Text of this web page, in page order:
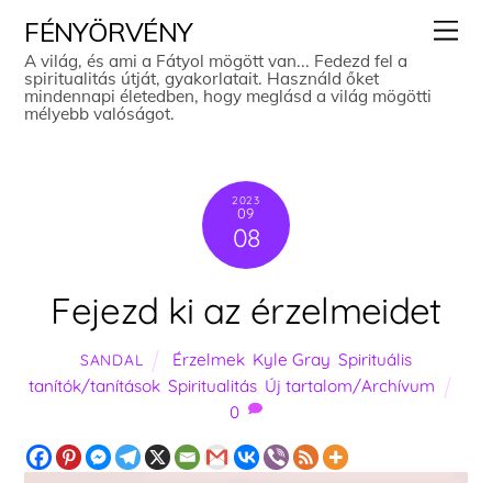
content
FÉNYÖRVÉNY
A világ, és ami a Fátyol mögött van... Fedezd fel a
spiritualitás útját, gyakorlatait. Használd őket
mindennapi életedben, hogy meglásd a világ mögötti
mélyebb valóságot.
2023
09
08
Fejezd ki az érzelmeidet
SANDAL Érzelmek, Kyle Gray Spirituális
tanítók/tanítások, Spiritualitás, Új tartalom/Archívum
0